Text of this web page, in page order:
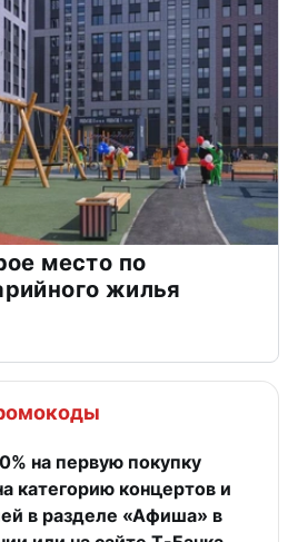
место по
жилья
на первую покупку
категорию концертов и
в разделе «Афиша» в